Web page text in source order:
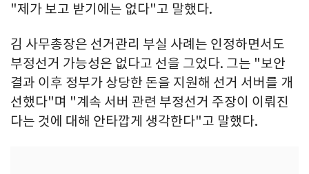
"제가 보고 받기에는 없다"고 말했다.
김 사무총장은 선거관리 부실 사례는 인정하면서도
부정선거 가능성은 없다고 선을 그었다. 그는 "보안
결과 이후 정부가 상당한 돈을 지원해 선거 서버를 개
선했다"며 "계속 서버 관련 부정선거 주장이 이뤄진
다는 것에 대해 안타깝게 생각한다"고 말했다.